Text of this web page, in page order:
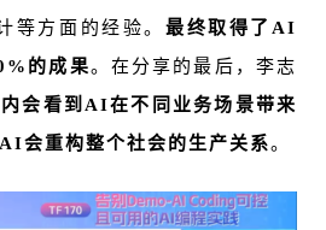
等方面的经验。 最终取得了AI
的成果。在分享的最后，李志
会看到AI在不同业务场景带来
会重构整个社会的生产关系。